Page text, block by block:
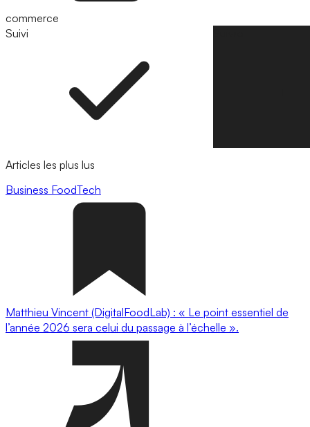
commerce
Suivi
Articles les plus lus
Business FoodTech
Matthieu Vincent (DigitalFoodLab) : « Le point essentiel de
l’année 2026 sera celui du passage à l’échelle ».